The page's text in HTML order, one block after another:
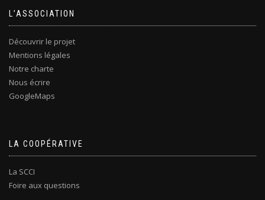
L’ASSOCIATION
Découvrir le projet
Mentions légales
Notre charte
Nous écrire
GoogleMaps
LA COOPÉRATIVE
La SCCI
Foire aux questions